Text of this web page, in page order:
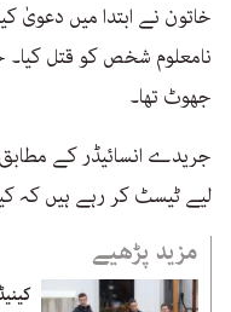
خاتون نے ابتدا میں
نامعلوم شخص کو قتل کیا۔
جھوٹ تھا۔
جریدے انسائیڈر کے
لیے ٹیسٹ کر رہے ہیں کہ
مزید پڑھیے